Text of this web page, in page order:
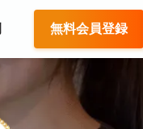
無料会員登録